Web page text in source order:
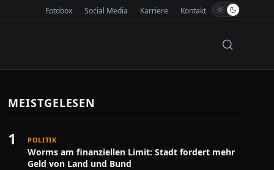
Fotobox Social Media Karriere Kontakt
MEISTGELESEN
1 POLITIK
Worms am finanziellen Limit: Stadt fordert mehr
Geld von Land und Bund